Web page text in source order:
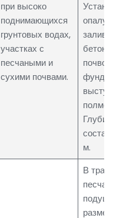
при высоко
поднимающихся
грунтовых водах,
участках с
песчаными и
сухими почвами.
бетон.
почвой
м.
В